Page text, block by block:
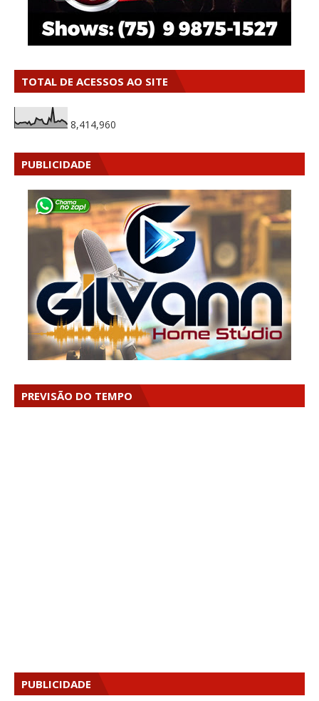
TOTAL DE ACESSOS AO SITE
8,414,960
PUBLICIDADE
PREVISÃO DO TEMPO
PUBLICIDADE